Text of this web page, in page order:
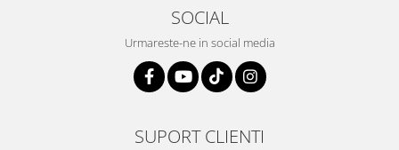
SOCIAL
Urmareste-ne in social media
SUPORT CLIENTI